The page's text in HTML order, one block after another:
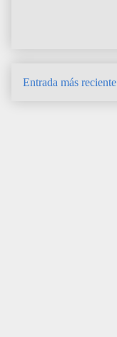
Entrada más reciente